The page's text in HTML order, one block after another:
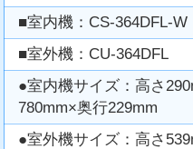
■室内機：CS-364DFL-W
■室外機：CU-364DFL
●室内機サイズ：高さ
780mm×奥行229mm
●室外機サイズ：高さ